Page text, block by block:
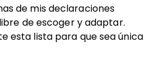
de mis declaraciones
de escoger y adaptar.
esta lista para que sea única